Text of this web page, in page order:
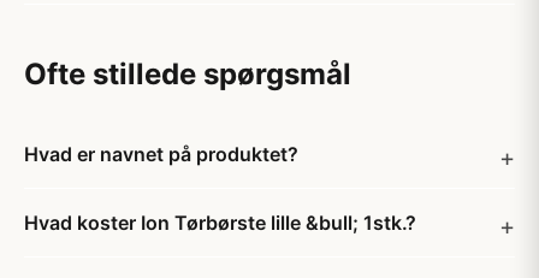
Ofte stillede spørgsmål
Hvad er navnet på produktet?
Hvad koster Ion Tørbørste lille &bull; 1stk.?